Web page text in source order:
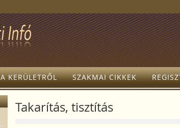
A KERÜLETRŐL SZAKMAI CIKKEK
Takarítás, tisztítás